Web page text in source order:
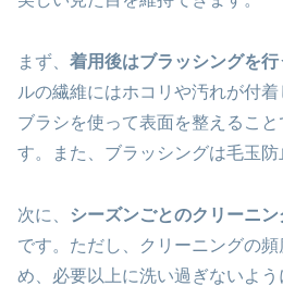
まず、 着用後はブラッシングを行
ルの繊維にはホコリや汚れが付
ブラシを使って表面を整えるこ
す。また、ブラッシングは毛玉防
次に、 シーズンごとのクリーニ
です。ただし、クリーニングの
め、必要以上に洗い過ぎないよ